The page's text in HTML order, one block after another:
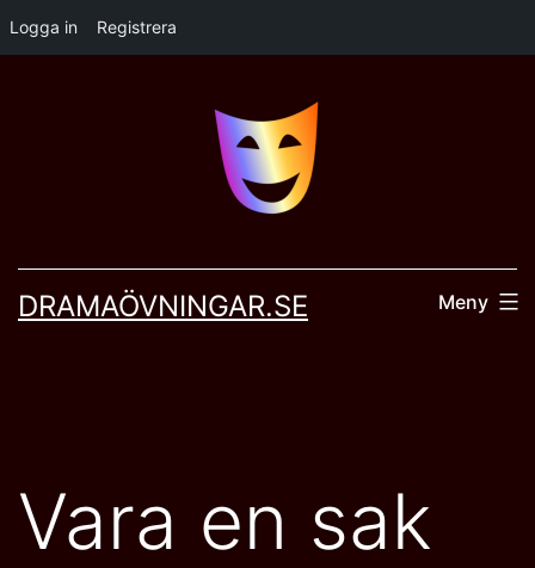
Logga in Registrera
DRAMAÖVNINGAR.SE Meny
Vara en sak